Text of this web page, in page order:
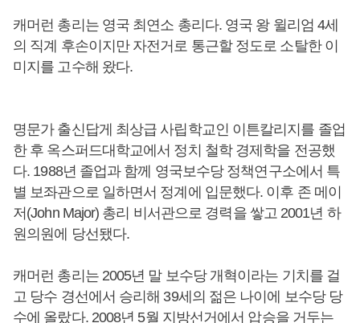
캐머런 총리는 영국 최연소 총리다. 영국 왕 윌리엄 4세
의 직계 후손이지만 자전거로 통근할 정도로 소탈한 이
미지를 고수해 왔다.
명문가 출신답게 최상급 사립학교인 이튼칼리지를 졸업
한 후 옥스퍼드대학교에서 정치 철학 경제학을 전공했
다. 1988년 졸업과 함께 영국보수당 정책연구소에서 특
별 보좌관으로 일하면서 정계에 입문했다. 이후 존 메이
저(John Major) 총리 비서관으로 경력을 쌓고 2001년 하
원의원에 당선됐다.
캐머런 총리는 2005년 말 보수당 개혁이라는 기치를 걸
고 당수 경선에서 승리해 39세의 젊은 나이에 보수당 당
수에 올랐다. 2008년 5월 지방선거에서 압승을 거두는